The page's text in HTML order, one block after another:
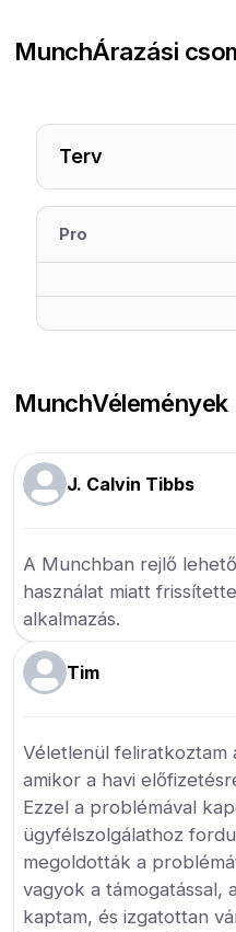
MunchÁrazási
Terv
Pro
MunchVélemények
J. Calvin Tibbs
A Munchban rejlő
használat miatt
alkalmazás.
Tim
Véletlenül feliratkoztam
amikor a havi
Ezzel a problémával
ügyfélszolgálathoz
megoldották a
vagyok a támogatással,
kaptam, és izgatottan